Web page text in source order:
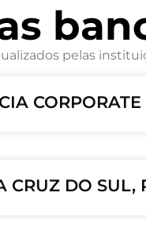
pelas
DO SUL,